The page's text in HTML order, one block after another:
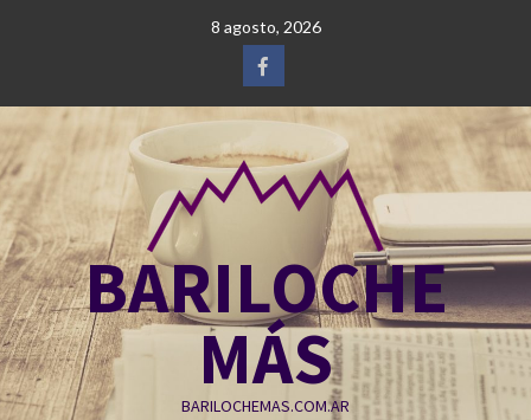
8 agosto, 2026
Facebook
BARILOCHE
MÁS
BARILOCHEMAS.COM.AR